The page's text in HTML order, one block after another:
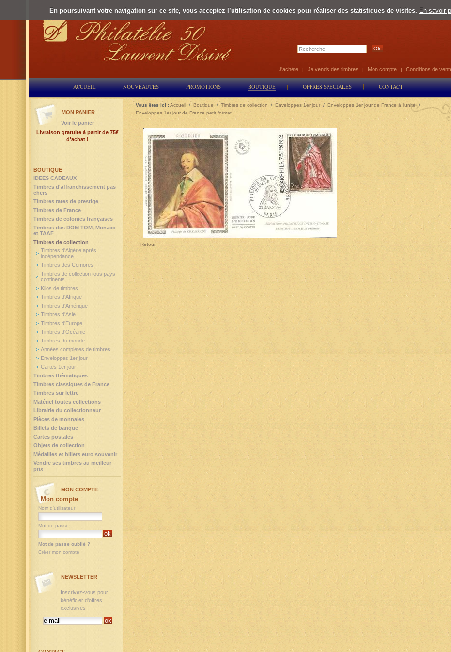
En poursuivant votre navigation sur ce site, vous acceptez l’utilisation de cookies pour réaliser des statistiques de visites. En savoir
Select Language
ACCUEIL NOUVEAUTÉS PROMOTIONS BOUTIQUE OFFRES SPÉCIALES CONTACT
J'achète | Je vends des timbres | Mon compte | Conditions de
Vous êtes ici :Accueil / Boutique /Timbres de collection / Enveloppes 1er jour / Enveloppes 1er jour de France à l'unité/
Enveloppes 1er jour de France petit format
Retour
BOUTIQUE
IDEES CADEAUX
Timbres d'affranchissement pas
chers
Timbres rares de prestige
Timbres de France
Timbres de colonies françaises
Timbres des DOM TOM, Monaco
et TAAF
Timbres de collection
Timbres d'Algérie après
indépendance
Timbres des Comores
Timbres de collection tous pays
continents
Kilos de timbres
Timbres d'Afrique
Timbres d'Amérique
Timbres d'Asie
Timbres d'Europe
Timbres d'Océanie
Timbres du monde
Années complètes de timbres
Enveloppes 1er jour
Cartes 1er jour
Timbres thématiques
Timbres classiques de France
Timbres sur lettre
Matériel toutes collections
Librairie du collectionneur
Pièces de monnaies
Billets de banque
Cartes postales
Objets de collection
Médailles et billets euro souvenir
Vendre ses timbres au meilleur
prix
MON PANIER
Voir le panier
Livraison gratuite à partir de 75€
d'achat !
MON COMPTE
Mon compte
Nom d'utilisateur
Mot de passe
Mot de passe oublié ?
Créer mon compte
NEWSLETTER
Inscrivez-vous pour
bénéficier d'offres
exclusives !